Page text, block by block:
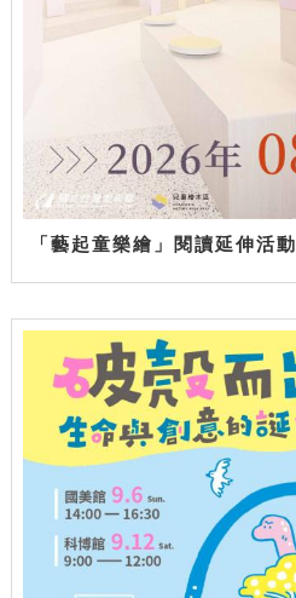
「藝起童樂繪」閱讀延伸活動